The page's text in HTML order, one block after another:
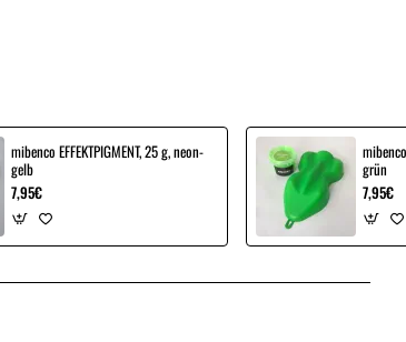
mibenco EFFEKTPIGMENT, 25 g, neon-
gelb
7,95€
grün
7,95€